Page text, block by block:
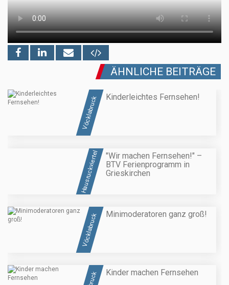
ÄHNLICHE BEITRÄGE
Vöcklabruck Kinderleichtes Fernsehen!
Hausruckviertel
"Wir machen Fernsehen!" –
BTV Ferienprogramm in
Grieskirchen
Vöcklabruck Minimoderatoren ganz groß!
Kinder machen Fernsehen